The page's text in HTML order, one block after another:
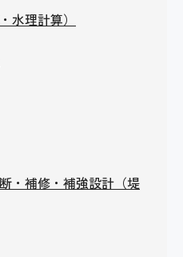
水理計算）
・補修・補強設計（堤